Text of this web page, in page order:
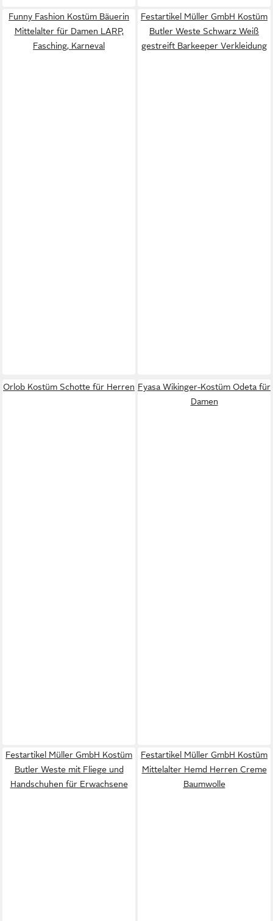
Funny Fashion Kostüm Bäuerin
Mittelalter für Damen LARP,
Fasching, Karneval
Festartikel Müller GmbH Kostüm
Butler Weste Schwarz Weiß
gestreift Barkeeper Verkleidung
Orlob Kostüm Schotte für Herren Fyasa Wikinger-Kostüm Odeta für
Damen
Festartikel Müller GmbH Kostüm
Butler Weste mit Fliege und
Handschuhen für Erwachsene
Festartikel Müller GmbH Kostüm
Mittelalter Hemd Herren Creme
Baumwolle